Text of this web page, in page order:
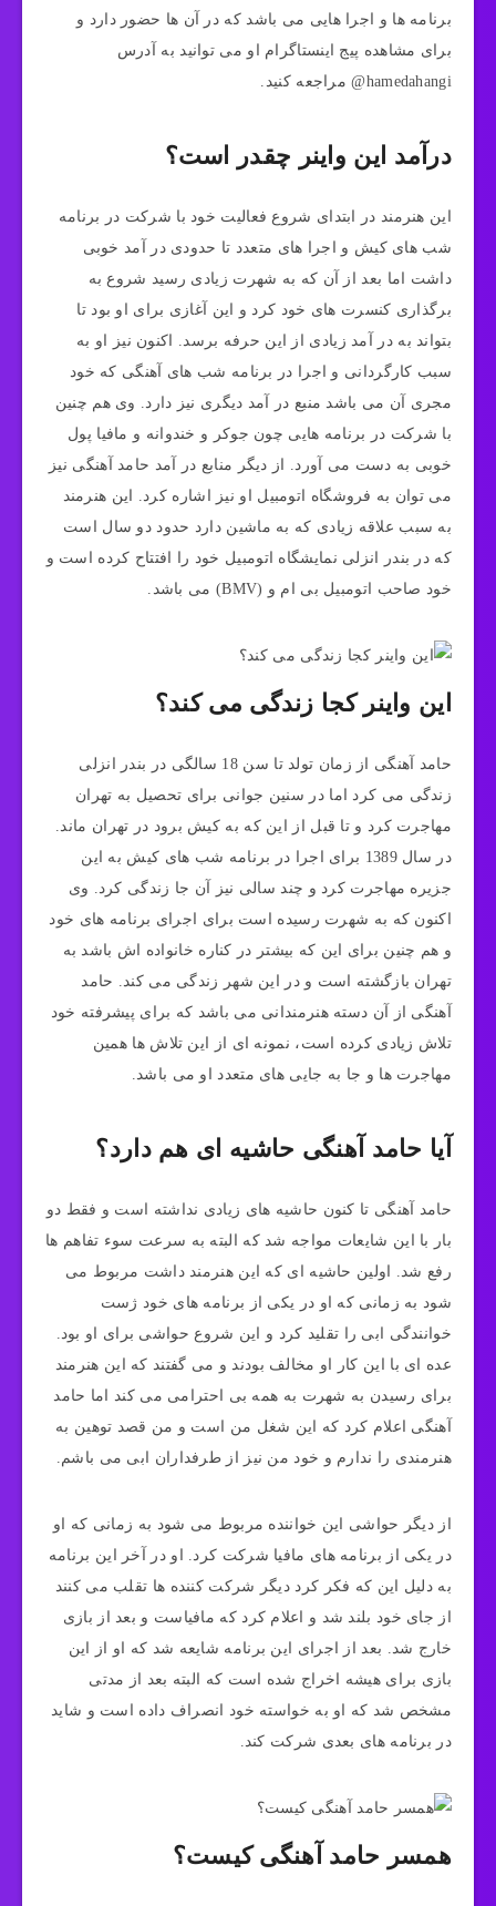
برنامه ها و اجرا هایی می باشد که در آن ها حضور دارد و
برای مشاهده پیج اینستاگرام او می توانید به آدرس
hamedahangi@ مراجعه کنید.
درآمد این واینر چقدر است؟
این هنرمند در ابتدای شروع فعالیت خود با شرکت در برنامه
شب های کیش و اجرا های متعدد تا حدودی در آمد خوبی
داشت اما بعد از آن که به شهرت زیادی رسید شروع به
برگذاری کنسرت های خود کرد و این آغازی برای او بود تا
بتواند به در آمد زیادی از این حرفه برسد. اکنون نیز او به
سبب کارگردانی و اجرا در برنامه شب های آهنگی که خود
مجری آن می باشد منبع در آمد دیگری نیز دارد. وی هم چنین
با شرکت در برنامه هایی چون جوکر و خندوانه و مافیا پول
خوبی به دست می آورد. از دیگر منابع در آمد حامد آهنگی نیز
می توان به فروشگاه اتومبیل او نیز اشاره کرد. این هنرمند
به سبب علاقه زیادی که به ماشین دارد حدود دو سال است
که در بندر انزلی نمایشگاه اتومبیل خود را افتتاح کرده است و
خود صاحب اتومبیل بی ام و (BMV) می باشد.
این واینر کجا زندگی می کند؟
حامد آهنگی از زمان تولد تا سن 18 سالگی در بندر انزلی
زندگی می کرد اما در سنین جوانی برای تحصیل به تهران
مهاجرت کرد و تا قبل از این که به کیش برود در تهران ماند.
در سال 1389 برای اجرا در برنامه شب های کیش به این
جزیره مهاجرت کرد و چند سالی نیز آن جا زندگی کرد. وی
اکنون که به شهرت رسیده است برای اجرای برنامه های خود
و هم چنین برای این که بیشتر در کناره خانواده اش باشد به
تهران بازگشته است و در این شهر زندگی می کند. حامد
آهنگی از آن دسته هنرمندانی می باشد که برای پیشرفته خود
تلاش زیادی کرده است، نمونه ای از این تلاش ها همین
مهاجرت ها و جا به جایی های متعدد او می باشد.
آیا حامد آهنگی حاشیه ای هم دارد؟
حامد آهنگی تا کنون حاشیه های زیادی نداشته است و فقط دو
بار با این شایعات مواجه شد که البته به سرعت سوء تفاهم ها
رفع شد. اولین حاشیه ای که این هنرمند داشت مربوط می
شود به زمانی که او در یکی از برنامه های خود ژست
خوانندگی ابی را تقلید کرد و این شروع حواشی برای او بود.
عده ای با این کار او مخالف بودند و می گفتند که این هنرمند
برای رسیدن به شهرت به همه بی احترامی می کند اما حامد
آهنگی اعلام کرد که این شغل من است و من قصد توهین به
هنرمندی را ندارم و خود من نیز از طرفداران ابی می باشم.
از دیگر حواشی این خواننده مربوط می شود به زمانی که او
در یکی از برنامه های مافیا شرکت کرد. او در آخر این برنامه
به دلیل این که فکر کرد دیگر شرکت کننده ها تقلب می کنند
از جای خود بلند شد و اعلام کرد که مافیاست و بعد از بازی
خارج شد. بعد از اجرای این برنامه شایعه شد که او از این
بازی برای هیشه اخراج شده است که البته بعد از مدتی
مشخص شد که او به خواسته خود انصراف داده است و شاید
در برنامه های بعدی شرکت کند.
همسر حامد آهنگی کیست؟